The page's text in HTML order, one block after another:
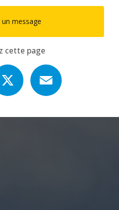
un message
cette page